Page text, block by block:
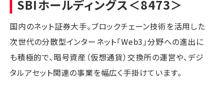
SBIホールディングス＜8473＞
国内のネット証券大手。ブロックチェーン技術を活用した
次世代の分散型インターネット「Web3」分野への進出に
も積極的で、暗号資産（仮想通貨）交換所の運営や、デジ
タルアセット関連の事業を幅広く手掛けています。